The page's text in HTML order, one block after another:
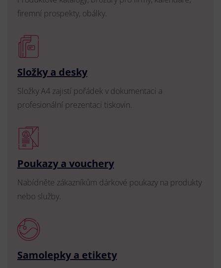
firemní prospekty, obálky.
Složky a desky
Složky A4 zajistí pořádek v dokumentaci a
profesionální prezentaci tiskovin.
Poukazy a vouchery
Nabídněte zákazníkům dárkové poukazy na produkty
nebo služby.
Samolepky a etikety